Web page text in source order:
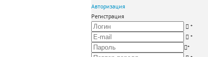
Авторизация
Регистрация
*
*
*